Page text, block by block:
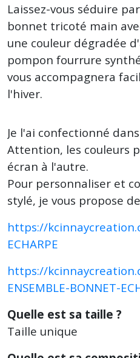
Laissez-vous séduire
bonnet tricoté main
une couleur dégradée
pompon fourrure
vous accompagnera
l'hiver.
Je l'ai confectionné
Attention, les couleurs
écran à l'autre.
Pour personnaliser et
stylé, je vous propose
https://
ECHARPE
https://
ENSEMBLE-BONNET-
Quelle est sa taille ?
Taille unique